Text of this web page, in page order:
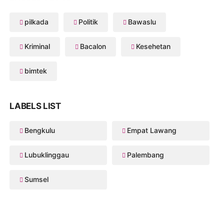
pilkada Politik Bawaslu
Kriminal Bacalon Kesehetan
bimtek
LABELS LIST
Bengkulu Empat Lawang
Lubuklinggau Palembang
Sumsel